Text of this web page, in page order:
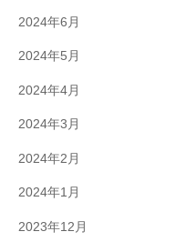
2024年6月
2024年5月
2024年4月
2024年3月
2024年2月
2024年1月
2023年12月